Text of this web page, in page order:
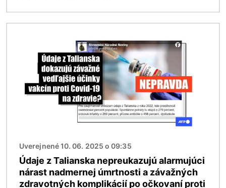
Uverejnené 10. 06. 2025 o 09:35
Údaje z Talianska nepreukazujú alarmujúci
nárast nadmernej úmrtnosti a závažných
zdravotných komplikácií po očkovaní proti